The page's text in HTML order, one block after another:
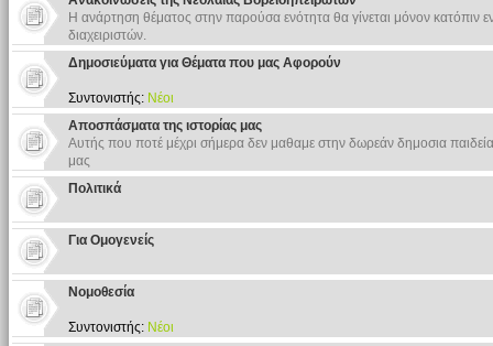
Η ανάρτηση θέματος στην παρούσα ενότητα θα γίνεται μόνον κατόπιν
διαχειριστών.
Δημοσιεύματα για Θέματα που μας Αφορούν
Συντονιστής: Νέοι
Αποσπάσματα της ιστορίας μας
Αυτής που ποτέ μέχρι σήμερα δεν μαθαμε στην δωρεάν δημοσια
μας
Πολιτικά
Για Ομογενείς
Νομοθεσία
Συντονιστής: Νέοι